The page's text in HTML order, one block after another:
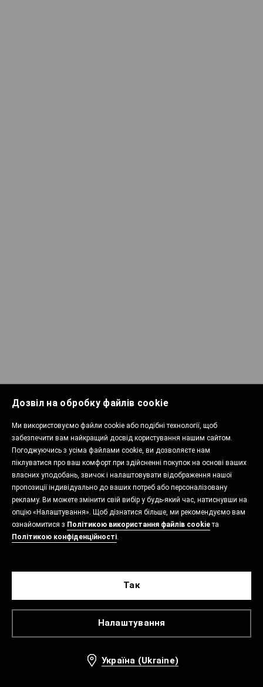
Дозвіл на обробку файлів cookie
Ми використовуємо файли cookie або подібні технології, щоб
забезпечити вам найкращий досвід користування нашим сайтом.
Погоджуючись з усіма файлами cookie, ви дозволяєте нам
піклуватися про ваш комфорт при здійсненні покупок на основі ваших
власних уподобань, звичок і налаштовувати відображення нашої
пропозиції індивідуально до ваших потреб або персоналізовану
рекламу. Ви можете змінити свій вибір у будь-який час, натиснувши на
опцію «Налаштування». Щоб дізнатися більше, ми рекомендуємо вам
ознайомитися з Політикою використання файлів cookieта
Політикою конфіденційності.
Налаштування
Так
Україна (Ukraine)